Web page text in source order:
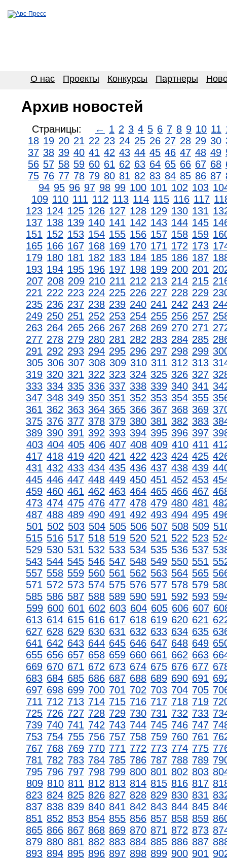
О нас Проекты Конкурсы Партнеры
Архив новостей
Страницы: ← 1 2 3 4 5 6 7 8 9 10 11
18 19 20 21 22 23 24 25 26 27 28 29 30
37 38 39 40 41 42 43 44 45 46 47 48 49
56 57 58 59 60 61 62 63 64 65 66 67 68
75 76 77 78 79 80 81 82 83 84 85 86 87
94 95 96 97 98 99 100 101 102 103
109 110 111 112 113 114 115 116 117
123 124 125 126 127 128 129 130 131
137 138 139 140 141 142 143 144 145
151 152 153 154 155 156 157 158 159
165 166 167 168 169 170 171 172 173
179 180 181 182 183 184 185 186 187
193 194 195 196 197 198 199 200 201
207 208 209 210 211 212 213 214 215
221 222 223 224 225 226 227 228 229
235 236 237 238 239 240 241 242 243
249 250 251 252 253 254 255 256 257
263 264 265 266 267 268 269 270 271
277 278 279 280 281 282 283 284 285
291 292 293 294 295 296 297 298 299
305 306 307 308 309 310 311 312 313
319 320 321 322 323 324 325 326 327
333 334 335 336 337 338 339 340 341
347 348 349 350 351 352 353 354 355
361 362 363 364 365 366 367 368 369
375 376 377 378 379 380 381 382 383
389 390 391 392 393 394 395 396 397
403 404 405 406 407 408 409 410 411
417 418 419 420 421 422 423 424 425
431 432 433 434 435 436 437 438 439
445 446 447 448 449 450 451 452 453
459 460 461 462 463 464 465 466 467
473 474 475 476 477 478 479 480 481
487 488 489 490 491 492 493 494 495
501 502 503 504 505 506 507 508 509
515 516 517 518 519 520 521 522 523
529 530 531 532 533 534 535 536 537
543 544 545 546 547 548 549 550 551
557 558 559 560 561 562 563 564 565
571 572 573 574 575 576 577 578 579
585 586 587 588 589 590 591 592 593
599 600 601 602 603 604 605 606 607
613 614 615 616 617 618 619 620 621
627 628 629 630 631 632 633 634 635
641 642 643 644 645 646 647 648 649
655 656 657 658 659 660 661 662 663
669 670 671 672 673 674 675 676 677
683 684 685 686 687 688 689 690 691
697 698 699 700 701 702 703 704 705
711 712 713 714 715 716 717 718 719
725 726 727 728 729 730 731 732 733
739 740 741 742 743 744 745 746 747
753 754 755 756 757 758 759 760 761
767 768 769 770 771 772 773 774 775
781 782 783 784 785 786 787 788 789
795 796 797 798 799 800 801 802 803
809 810 811 812 813 814 815 816 817
823 824 825 826 827 828 829 830 831
837 838 839 840 841 842 843 844 845
851 852 853 854 855 856 857 858 859
865 866 867 868 869 870 871 872 873
879 880 881 882 883 884 885 886 887
893 894 895 896 897 898 899 900 901